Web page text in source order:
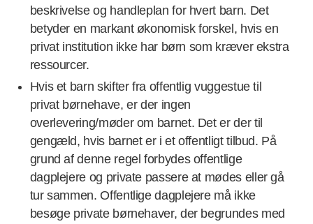
beskrivelse og handleplan for hvert barn. Det
betyder en markant økonomisk forskel, hvis en
privat institution ikke har børn som kræver ekstra
ressourcer.
Hvis et barn skifter fra offentlig vuggestue til
privat børnehave, er der ingen
overlevering/møder om barnet. Det er der til
gengæld, hvis barnet er i et offentligt tilbud. På
grund af denne regel forbydes offentlige
dagplejere og private passere at mødes eller gå
tur sammen. Offentlige dagplejere må ikke
besøge private børnehaver, der begrundes med